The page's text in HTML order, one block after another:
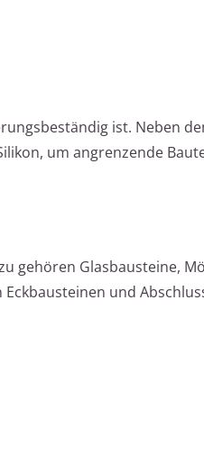
ist. Neben
um angrenzende
gehören Glasbausteine,
und